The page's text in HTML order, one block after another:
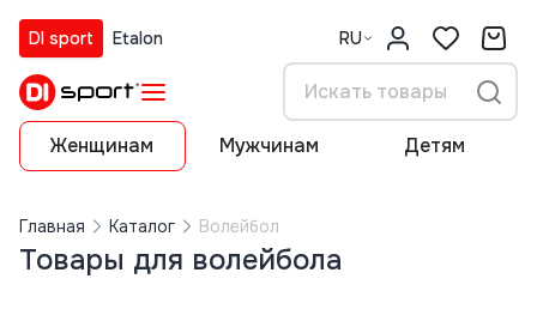
DI sport Etalon RU
Женщинам Мужчинам Детям
Главная Каталог Волейбол
Товары для волейбола